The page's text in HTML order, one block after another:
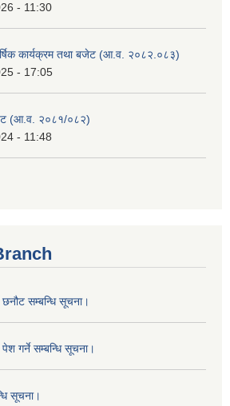
- 11:30
कार्यक्रम तथा बजेट (आ.व. २०८२.०८३)
- 17:05
(आ.व. २०८१/०८२)
- 11:48
छनौट सम्बन्धि सूचना।
गर्ने सम्बन्धि सूचना।
सूचना।